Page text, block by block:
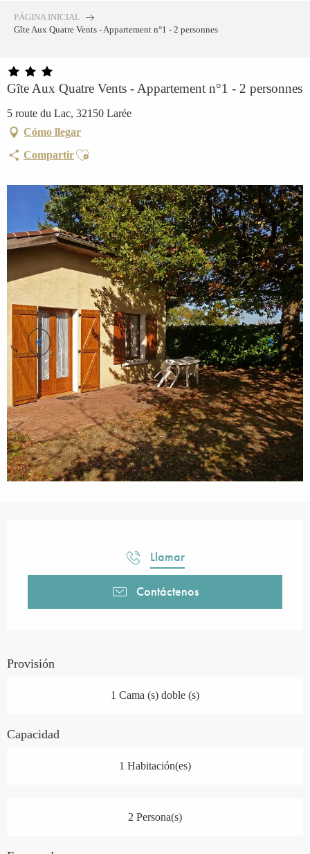
PÁGINA INICIAL
Gîte Aux Quatre Vents - Appartement n°1 - 2 personnes
Gîte Aux Quatre Vents - Appartement n°1 - 2 personnes
5 route du Lac, 32150 Larée
Cómo llegar
CompartirAjouter aux favoris
Llamar
Contáctenos
Provisión
1 Cama (s) doble (s)
Capacidad
1 Habitación(es)
2 Persona(s)